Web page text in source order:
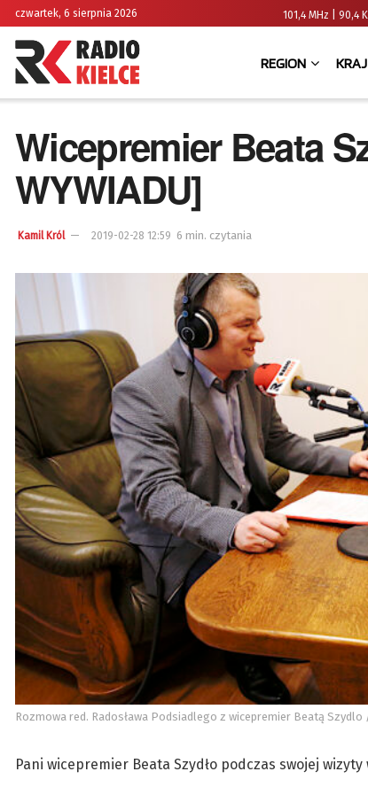
czwartek, 6 sierpnia 2026 101,4 MHz | 90,4
REGION
Wicepremier Beata
WYWIADU]
Kamil Król 2019-02-28 12:59 6 min. czytania
Rozmowa red. Radosława Podsiadlego z wicepremier Beatą
Pani wicepremier Beata Szydło podczas swojej